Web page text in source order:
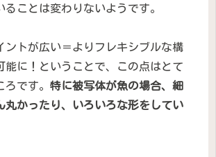
ることは変わりないようです。
ントが広い＝よりフレキシブルな構
能に！ということで、この点はとて
です。 特に被写体が魚の場合、細
丸かったり、いろいろな形をしてい